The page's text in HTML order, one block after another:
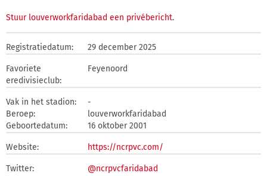
Stuur louverworkfaridabad een privébericht.
Registratiedatum: 29 december 2025
Favoriete
eredivisieclub:
Feyenoord
Vak in het stadion:
-
Beroep:
louverworkfaridabad
Geboortedatum:
16 oktober 2001
Website: https://ncrpvc.com/
Twitter:
@ncrpvcfaridabad